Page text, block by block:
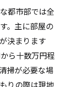
誰なのか
理術
のポイント
品整理の条
都市部では全
。主に部屋の
決まります
ら十数万円程
掃が必要な場
りの際は現地